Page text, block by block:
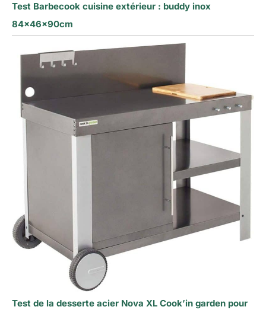
Test Barbecook cuisine extérieur : buddy inox
84x46x90cm
Test de la desserte acier Nova XL Cook’in garden pour